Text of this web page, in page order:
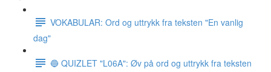
VOKABULAR: Ord og uttrykk fra teksten "En vanlig
dag"
🔵 QUIZLET "L06A": Øv på ord og uttrykk fra teksten